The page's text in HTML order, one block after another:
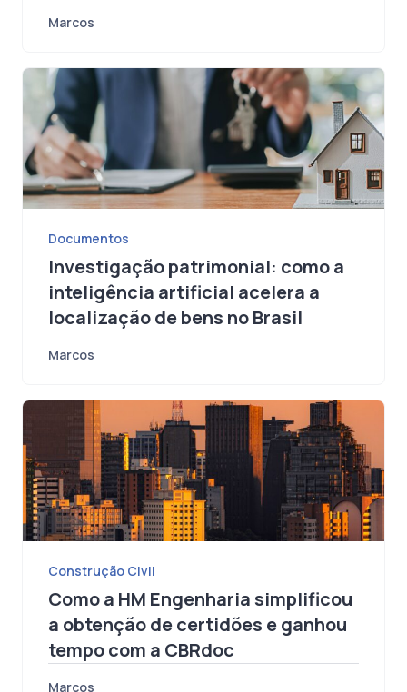
Documentos
Investigação patrimonial: como a
inteligência artificial acelera a
localização de bens no Brasil
Construção Civil
Como a HM Engenharia simplificou
a obtenção de certidões e ganhou
tempo com a CBRdoc